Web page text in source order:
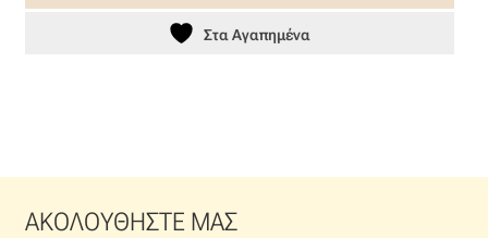
Στα Αγαπημένα
ΑΚΟΛΟΥΘΗΣΤΕ ΜΑΣ